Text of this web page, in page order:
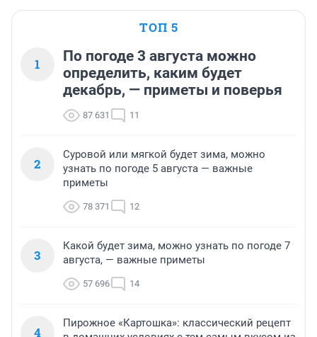
ТОП 5
1
По погоде 3 августа можно
определить, каким будет
декабрь, — приметы и поверья
87 631 11
2
Суровой или мягкой будет зима, можно
узнать по погоде 5 августа — важные
приметы
78 371 12
3
Какой будет зима, можно узнать по погоде 7
августа, — важные приметы
57 696 14
4
Пирожное «Картошка»: классический рецепт